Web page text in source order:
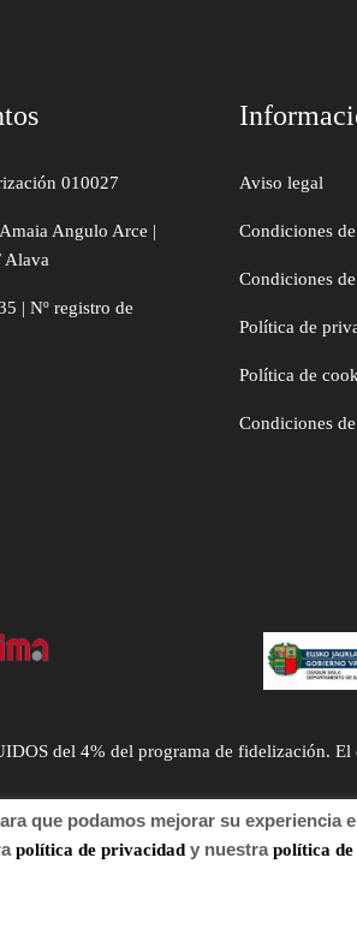
010027
Angulo Arce |
Alava
| Nº registro de
Aviso legal
Condiciones
Condiciones
Política de
Política de
Condiciones
del 4% del programa de fidelización.
podamos mejorar su experiencia
política de privacidad y nuestrapolítica de